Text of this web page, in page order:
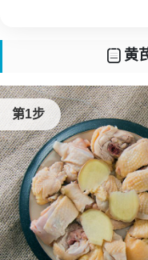
 黄
第1步